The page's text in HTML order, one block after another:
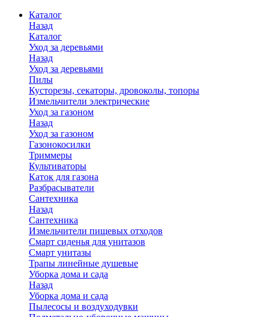
Каталог
Назад
Каталог
Уход за деревьями
Назад
Уход за деревьями
Пилы
Кусторезы, секаторы, дровоколы, топоры
Измельчители электрические
Уход за газоном
Назад
Уход за газоном
Газонокосилки
Триммеры
Культиваторы
Каток для газона
Разбрасыватели
Сантехника
Назад
Сантехника
Измельчители пищевых отходов
Смарт сиденья для унитазов
Смарт унитазы
Трапы линейные душевые
Уборка дома и сада
Назад
Уборка дома и сада
Пылесосы и воздуходувки